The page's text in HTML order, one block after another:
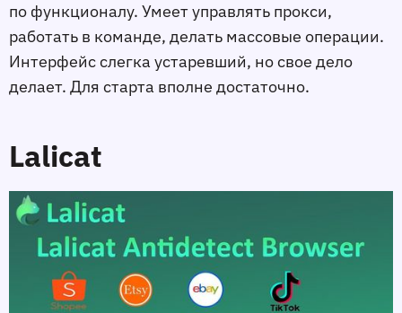
по функционалу. Умеет управлять прокси,
работать в команде, делать массовые операции.
Интерфейс слегка устаревший, но свое дело
делает. Для старта вполне достаточно.
Lalicat